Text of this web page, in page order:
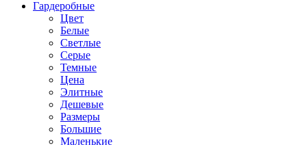
Гардеробные
Цвет
Белые
Светлые
Серые
Темные
Цена
Элитные
Дешевые
Размеры
Большие
Маленькие